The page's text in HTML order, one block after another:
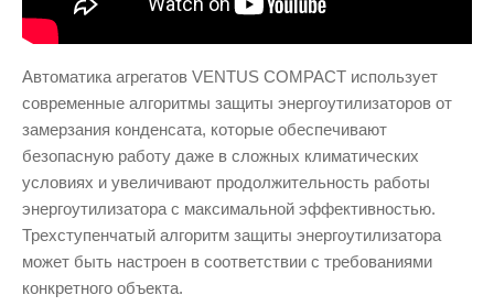
Автоматика агрегатов VENTUS COMPACT использует
современные алгоритмы защиты энергоутилизаторов от
замерзания конденсата, которые обеспечивают
безопасную работу даже в сложных климатических
условиях и увеличивают продолжительность работы
энергоутилизатора с максимальной эффективностью.
Трехступенчатый алгоритм защиты энергоутилизатора
может быть настроен в соответствии с требованиями
конкретного объекта.